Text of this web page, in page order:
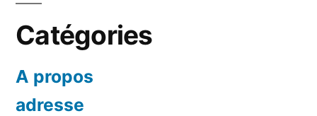
Catégories
A propos
adresse